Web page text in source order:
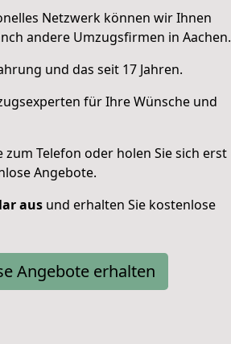
Netzwerk können wir Ihnen
andere Umzugsfirmen in Aachen.
und das seit 17 Jahren.
für Ihre Wünsche und
zum Telefon oder holen Sie sich erst
Angebote.
aus und erhalten Sie kostenlose
Angebote erhalten